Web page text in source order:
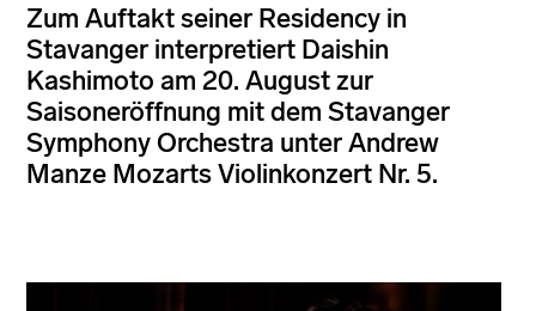
Zum Auftakt seiner Residency in
Stavanger interpretiert Daishin
Kashimoto am 20. August zur
Saisoneröffnung mit dem Stavanger
Symphony Orchestra unter Andrew
Manze Mozarts Violinkonzert Nr. 5.